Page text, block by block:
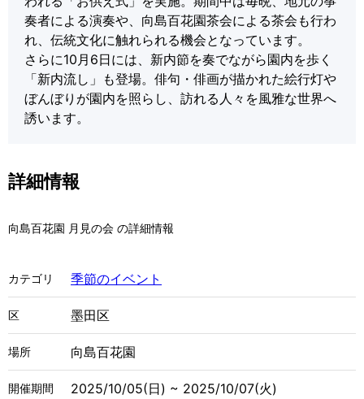
奏者による演奏や、向島百花園茶会による茶会も行わ
れ、伝統文化に触れられる機会となっています。
さらに10月6日には、新内節を奏でながら園内を歩く
「新内流し」も登場。俳句・俳画が描かれた絵行灯や
ぼんぼりが園内を照らし、訪れる人々を風雅な世界へ
誘います。
詳細情報
向島百花園 月見の会 の詳細情報
カテゴリ 季節のイベント
区 墨田区
場所 向島百花園
開催期間 2025/10/05(日) ~ 2025/10/07(火)